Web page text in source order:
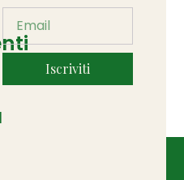
Iscriviti